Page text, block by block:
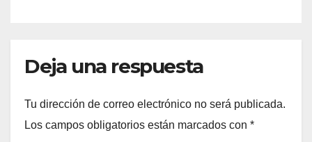
Deja una respuesta
Tu dirección de correo electrónico no será publicada.
Los campos obligatorios están marcados con *